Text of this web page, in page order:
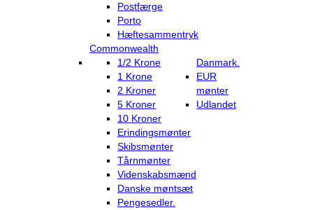
Postfærge
Porto
Hæftesammentryk
Commonwealth
Danmark.
1/2 Krone
1 Krone
2 Kroner
5 Kroner
10 Kroner
Erindingsmønter
Skibsmønter
Tårnmønter
Videnskabsmænd
Danske møntsæt
Pengesedler.
EUR
mønter
Udlandet